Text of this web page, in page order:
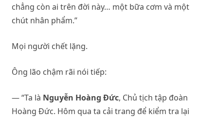
chẳng còn ai trên đời này… một bữa cơm và một
chút nhân phẩm.”
Mọi người chết lặng.
Ông lão chậm rãi nói tiếp:
— “Ta là Nguyễn Hoàng Đức, Chủ tịch tập đoàn
Hoàng Đức. Hôm qua ta cải trang để kiểm tra lại